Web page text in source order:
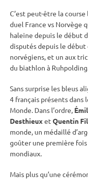
C’est peut-être la
duel France vs Norvège
haleine depuis le début
disputés depuis le début
norvégiens, et un aux
du biathlon à Ruhpolding
Sans surprise les bleus
4 français présents dans
Monde. Dans l’ordre,
Desthieuxet Quentin
monde, un médaillé
goûter une première fois
mondiaux.
Mais plus qu’une